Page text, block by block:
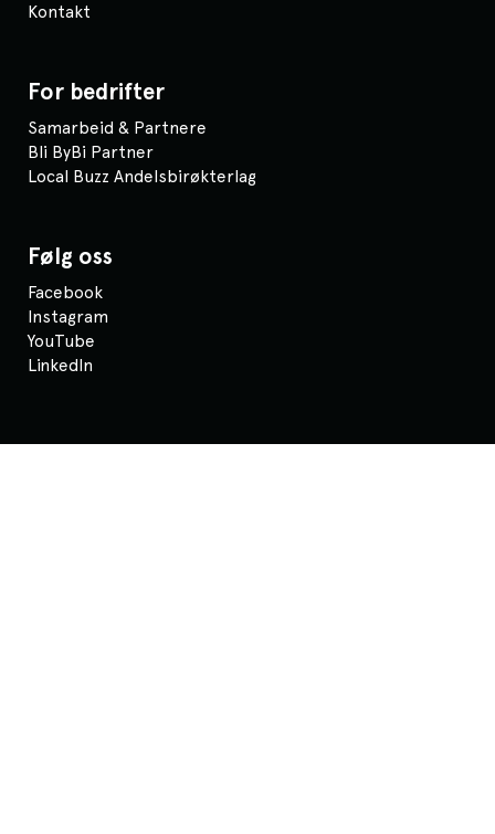
Kontakt
For bedrifter
Samarbeid & Partnere
Bli ByBi Partner
Local Buzz Andelsbirøkterlag
Følg oss
Facebook
Instagram
YouTube
LinkedIn